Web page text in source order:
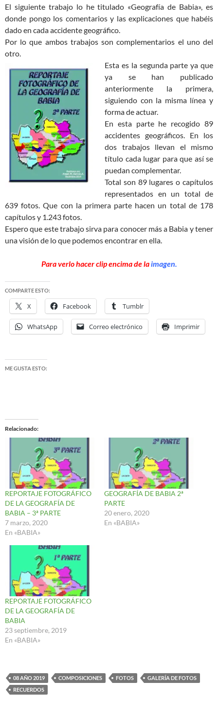
El siguiente trabajo lo he titulado «Geografía de Babia», es
donde pongo los comentarios y las explicaciones que habéis
dado en cada accidente geográfico.
Por lo que ambos trabajos son complementarios el uno del
otro.
Esta es la segunda parte ya que
ya se han publicado
anteriormente la primera,
siguiendo con la misma línea y
forma de actuar.
En esta parte he recogido 89
accidentes geográficos. En los
dos trabajos llevan el mismo
título cada lugar para que así se
puedan complementar.
Total son 89 lugares o capítulos
representados en un total de
639 fotos. Que con la primera parte hacen un total de 178
capítulos y 1.243 fotos.
Espero que este trabajo sirva para conocer más a Babia y tener
una visión de lo que podemos encontrar en ella.
Para verlo hacer clip encima de laimagen.
COMPARTE ESTO:
X Facebook Tumblr
WhatsApp Correo electrónico Imprimir
ME GUSTA ESTO:
Relacionado
REPORTAJE FOTOGRÁFICO
DE LA GEOGRAFÍA DE
BABIA – 3ª PARTE
7 marzo, 2020
En «BABIA»
GEOGRAFÍA DE BABIA 2ª
PARTE
20 enero, 2020
En «BABIA»
REPORTAJE FOTOGRÁFICO
DE LA GEOGRAFÍA DE
BABIA
23 septiembre, 2019
En «BABIA»
08 AÑO 2019 COMPOSICIONES FOTOS
GALERÍA DE FOTOS
RECUERDOS